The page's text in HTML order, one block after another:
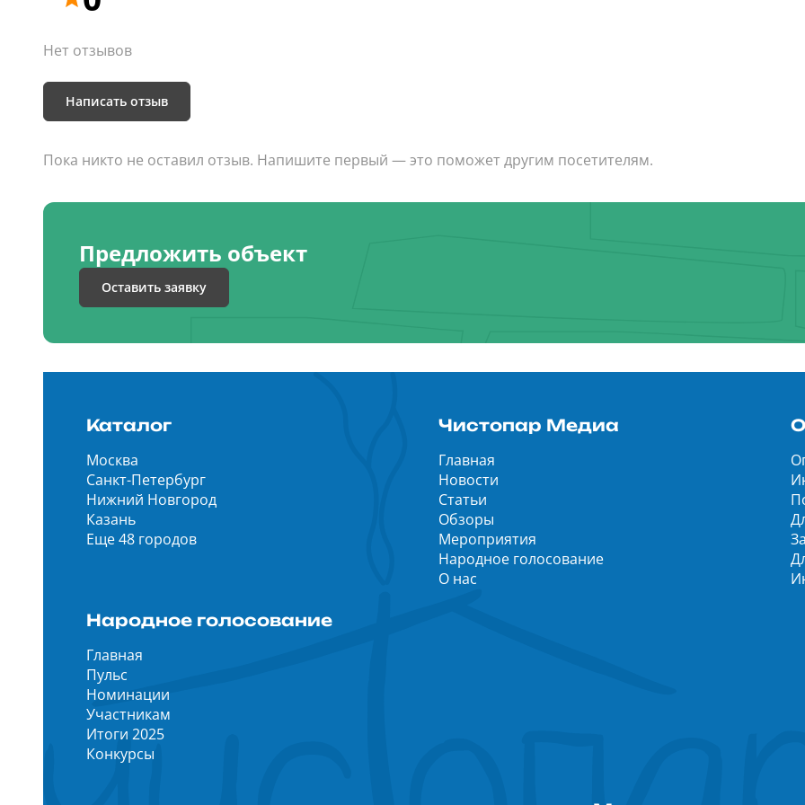
Нет отзывов
Написать отзыв
Пока никто не оставил отзыв. Напишите первый — это поможет другим посетителям.
Предложить объект
Оставить заявку
Каталог
Москва
Санкт-Петербург
Нижний Новгород
Казань
Еще 48 городов
Чистопар Медиа
Главная
Новости
Статьи
Обзоры
Мероприятия
Народное голосование
О нас
Народное голосование
Главная
Пульс
Номинации
Участникам
Итоги 2025
Конкурсы